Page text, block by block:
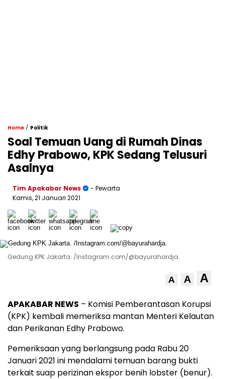
Home / Politik
Soal Temuan Uang di Rumah Dinas
Edhy Prabowo, KPK Sedang Telusuri
Asalnya
Tim Apakabar News
- Pewarta
Kamis, 21 Januari 2021
Gedung KPK Jakarta. /Instagram.com/@bayurahardja.
A A A
APAKABAR NEWS – Komisi Pemberantasan Korupsi
(KPK) kembali memeriksa mantan Menteri Kelautan
dan Perikanan Edhy Prabowo.
Pemeriksaan yang berlangsung pada Rabu 20
Januari 2021 ini mendalami temuan barang bukti
terkait suap perizinan ekspor benih lobster (benur).